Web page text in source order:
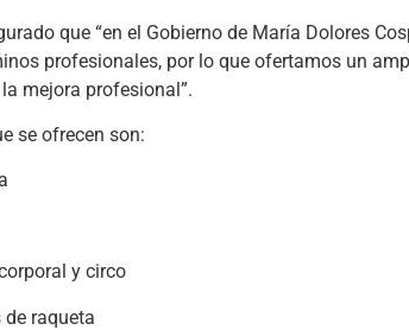
que “en el Gobierno de María Dolores
profesionales, por lo que ofertamos un
mejora profesional”.
se ofrecen son:
y circo
raqueta